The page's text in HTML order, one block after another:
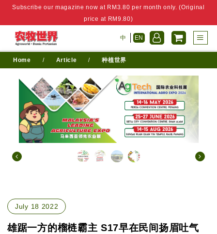
Subscribe our magazine now at RM3.80 per month only. (Original
price at RM9.80)
中 EN
Home / Article / 种植世界
July 18 2022
雄踞一方的榴梿霸主 S17早在民间扬眉吐气